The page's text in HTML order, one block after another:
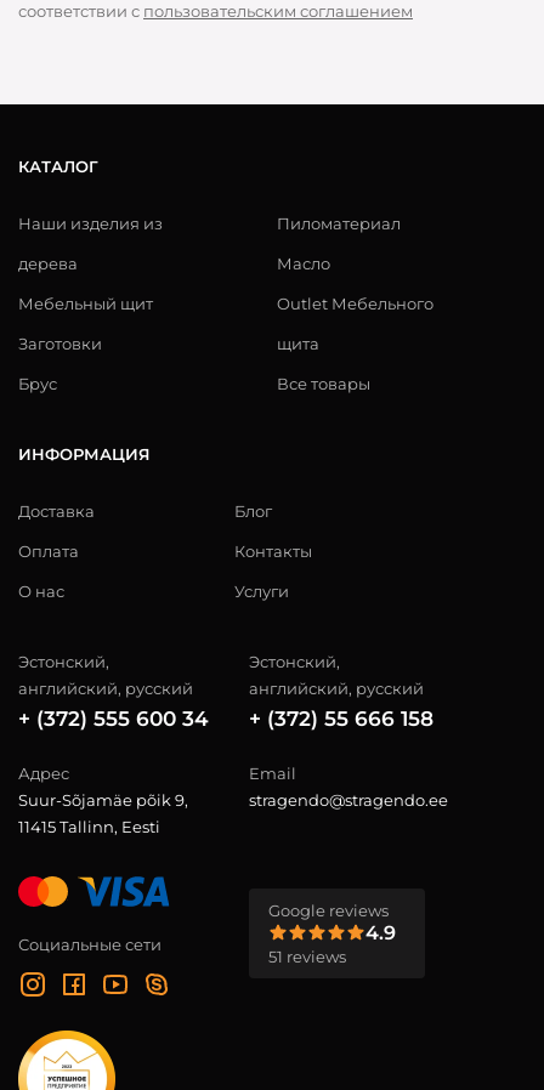
соответствии с пользовательским соглашением
КАТАЛОГ
Наши изделия из
дерева
Мебельный щит
Заготовки
Брус
Пиломатериал
Масло
Outlet Мебельного
щита
Все товары
ИНФОРМАЦИЯ
Доставка
Оплата
О нас
Блог
Контакты
Услуги
Эстонский,
английский, русский
+ (372) 555 600 34
Эстонский,
английский, русский
+ (372) 55 666 158
Адрес
Suur-Sõjamäe põik 9,
11415 Tallinn, Eesti
Email
stragendo@stragendo.ee
Социальные сети
Google reviews
4.9
51 reviews